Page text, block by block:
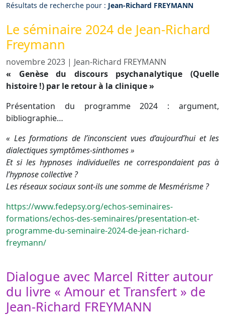
Résultats de recherche pour : Jean-Richard FREYMANN
Le séminaire 2024 de Jean-Richard
Freymann
novembre 2023 | Jean-Richard FREYMANN
« Genèse du discours psychanalytique (Quelle
histoire !) par le retour à la clinique »
Présentation du programme 2024 : argument,
bibliographie…
« Les formations de l’inconscient vues d’aujourd’hui et les
dialectiques symptômes-sinthomes »
Et si les hypnoses individuelles ne correspondaient pas à
l’hypnose collective ?
Les réseaux sociaux sont-ils une somme de Mesmérisme ?
https://www.fedepsy.org/echos-seminaires-
formations/echos-des-seminaires/presentation-et-
programme-du-seminaire-2024-de-jean-richard-
freymann/
Dialogue avec Marcel Ritter autour
du livre « Amour et Transfert » de
Jean-Richard FREYMANN